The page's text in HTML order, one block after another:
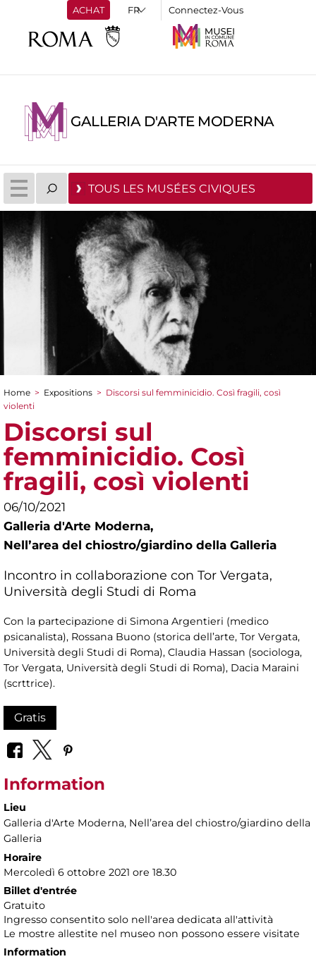
ACHAT Connectez-Vous
GALLERIA D'ARTE MODERNA
TOUS LES MUSÉES CIVIQUES
You are here
Home > Expositions > Discorsi sul femminicidio. Così fragili, così
violenti
Discorsi sul
femminicidio. Così
fragili, così violenti
06/10/2021
Galleria d'Arte Moderna,
Nellʼarea del chiostro/giardino della Galleria
Incontro in collaborazione con Tor Vergata,
Università degli Studi di Roma
Con la partecipazione di Simona Argentieri (medico
psicanalista), Rossana Buono (storica dell’arte, Tor Vergata,
Università degli Studi di Roma), Claudia Hassan (sociologa,
Tor Vergata, Università degli Studi di Roma), Dacia Maraini
(scrttrice).
Gratis
Information
Lieu
Galleria d'Arte Moderna, Nellʼarea del chiostro/giardino della
Galleria
Horaire
Mercoledì 6 ottobre 2021 ore 18.30
Billet d'entrée
Gratuito
Ingresso consentito solo nell'area dedicata all'attività
Le mostre allestite nel museo non possono essere visitate
Information